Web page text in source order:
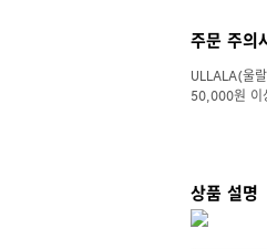
주문 주의
ULLALA(울
50,000원 이
상품 설명